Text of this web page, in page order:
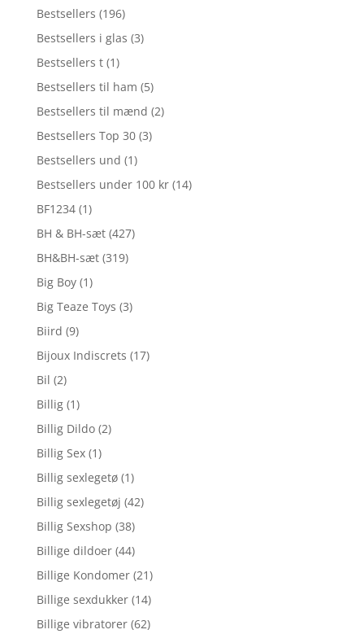
Bestsellers (196)
Bestsellers i glas (3)
Bestsellers t (1)
Bestsellers til ham (5)
Bestsellers til mænd (2)
Bestsellers Top 30 (3)
Bestsellers und (1)
Bestsellers under 100 kr (14)
BF1234 (1)
BH & BH-sæt (427)
BH&BH-sæt (319)
Big Boy (1)
Big Teaze Toys (3)
Biird (9)
Bijoux Indiscrets (17)
Bil (2)
Billig (1)
Billig Dildo (2)
Billig Sex (1)
Billig sexlegetø (1)
Billig sexlegetøj (42)
Billig Sexshop (38)
Billige dildoer (44)
Billige Kondomer (21)
Billige sexdukker (14)
Billige vibratorer (62)